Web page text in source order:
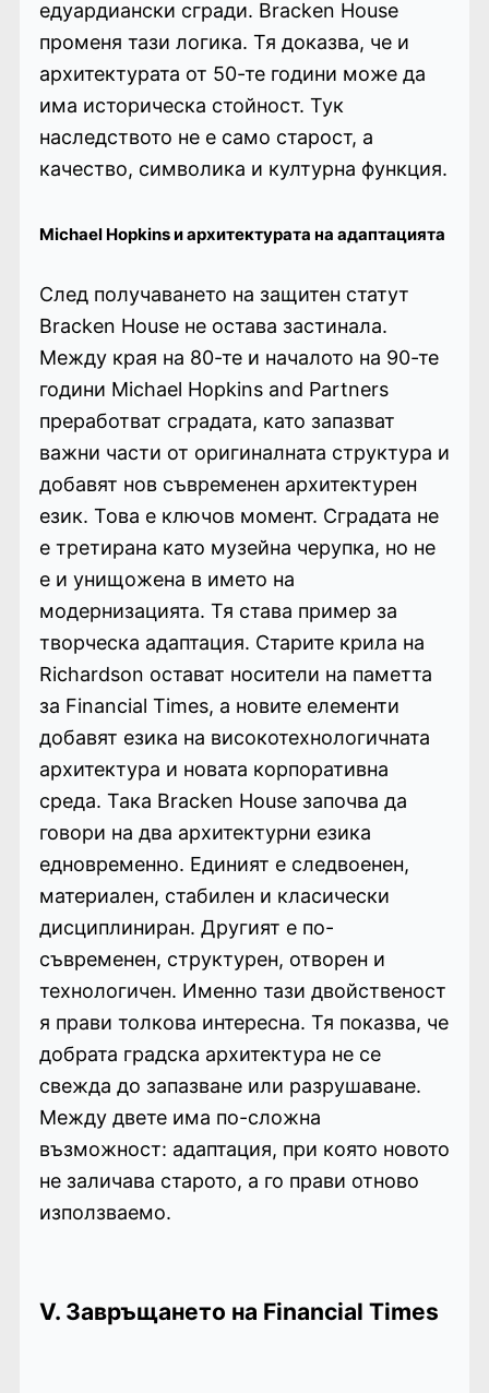
едуардиански сгради. Bracken House
променя тази логика. Тя доказва, че и
архитектурата от 50-те години може да
има историческа стойност. Тук
наследството не е само старост, а
качество, символика и културна функция.
Michael Hopkins и архитектурата на адаптацията
След получаването на защитен статут
Bracken House не остава застинала.
Между края на 80-те и началото на 90-те
години Michael Hopkins and Partners
преработват сградата, като запазват
важни части от оригиналната структура и
добавят нов съвременен архитектурен
език. Това е ключов момент. Сградата не
е третирана като музейна черупка, но не
е и унищожена в името на
модернизацията. Тя става пример за
творческа адаптация. Старите крила на
Richardson остават носители на паметта
за Financial Times, а новите елементи
добавят езика на високотехнологичната
архитектура и новата корпоративна
среда. Така Bracken House започва да
говори на два архитектурни езика
едновременно. Единият е следвоенен,
материален, стабилен и класически
дисциплиниран. Другият е по-
съвременен, структурен, отворен и
технологичен. Именно тази двойственост
я прави толкова интересна. Тя показва, че
добрата градска архитектура не се
свежда до запазване или разрушаване.
Между двете има по-сложна
възможност: адаптация, при която новото
не заличава старото, а го прави отново
използваемо.
V. Завръщането на Financial Times